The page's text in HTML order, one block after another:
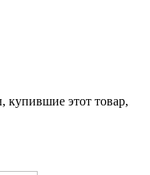
купившие этот товар,